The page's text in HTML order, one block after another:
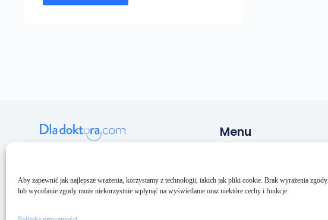
Aby zapewnić jak najlepsze wrażenia, korzystamy z technologii, takich jak pliki cookie. Brak wyrażenia zgody
lub wycofanie zgody może niekorzystnie wpłynąć na wyświetlanie oraz niektóre cechy i funkcje.
KRS: 0000688094
BDO: 000159073
Menu
Sklep
Kontakt